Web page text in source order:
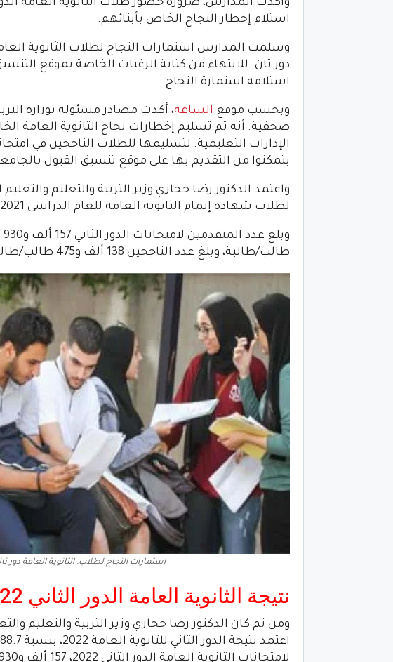
استلام إخطار النجاح الخاص بأبنائهم.
وسلمت المدارس استمارات النجاح لطلاب الثانوية العامة
استلامه استمارة النجاح.
وبحسب موقع الساعة، أكدت مصادر مسئولة بوزارة
الإدارات التعليمية. لتسليمها للطلاب الناجحين في
يتمكنوا من التقديم بها على موقع تنسيق القبول
واعتمد الدكتور رضا حجازي وزير التربية والتعليم
لطلاب شهادة إتمام الثانوية العامة للعام الدراسي 2022/2021.
طالب/طالبة، وبلغ عدد الناجحين 138 ألف و475 طالب/طالبة بنسبة 88.7%.
استمارات النجاح لطلاب. الثانوية العامة دور
نتيجة الثانوية العامة الدور الثاني 2022
ومن ثم كان الدكتور رضا حجازي وزير التربية والتعليم